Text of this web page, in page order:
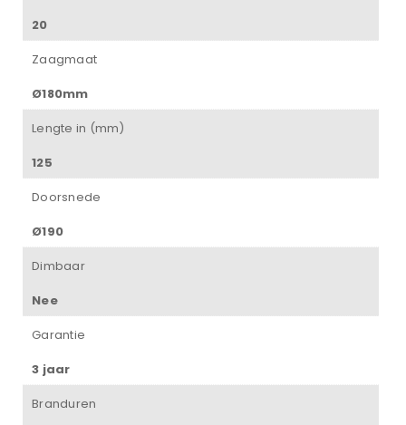
20
Zaagmaat
Ø180mm
Lengte in (mm)
125
Doorsnede
Ø190
Dimbaar
Nee
Garantie
3 jaar
Branduren